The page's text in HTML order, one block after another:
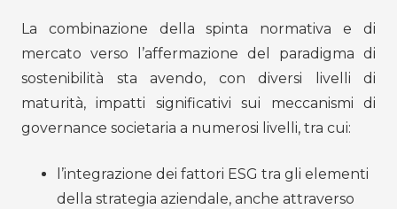
La combinazione della spinta normativa e di
mercato verso l’affermazione del paradigma di
sostenibilità sta avendo, con diversi livelli di
maturità, impatti significativi sui meccanismi di
governance societaria a numerosi livelli, tra cui:
l’integrazione dei fattori ESG tra gli elementi
della strategia aziendale, anche attraverso